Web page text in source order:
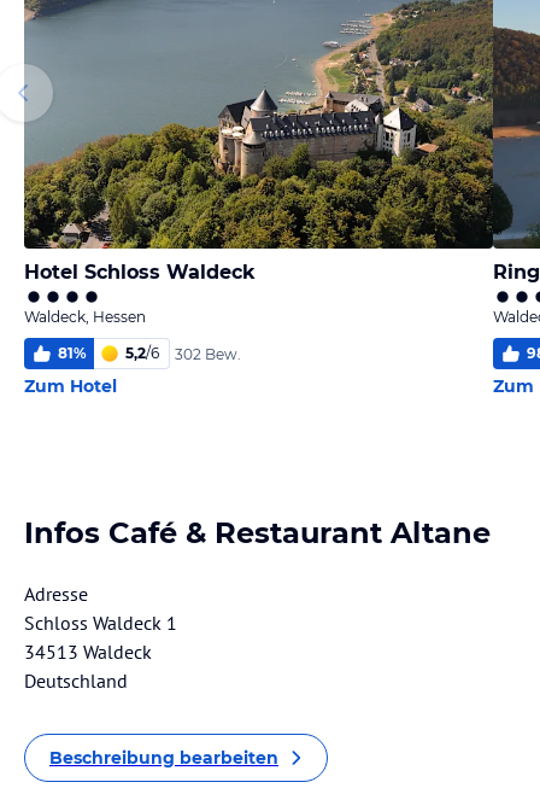
Hotel Schloss Waldeck
Waldeck, Hessen
81% 5,2/6 302 Bew.
Zum Hotel Zum
Infos Café & Restaurant Altane
Adresse
Schloss Waldeck 1
34513 Waldeck
Deutschland
Beschreibung bearbeiten